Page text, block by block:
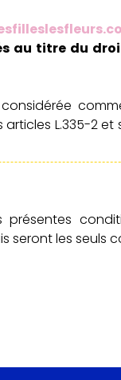
au titre du
L.335-2 et
seront les seuls